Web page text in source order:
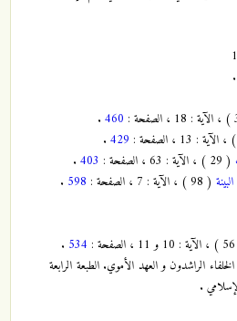
460
.
429
.
( 29 ) ، الآية : 63 ، الصفحة : 403
.
البينة ( 98 ) ، الآية : 7 ، الصفحة : 598
.
534
.
الراشدون و العهد الأموي. الطبعة الرابعة